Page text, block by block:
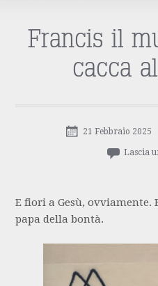
Francis il
cacca
21 Febbraio 2025
Lascia
E fiori a Gesù, ovviamente.
papa della bontà.